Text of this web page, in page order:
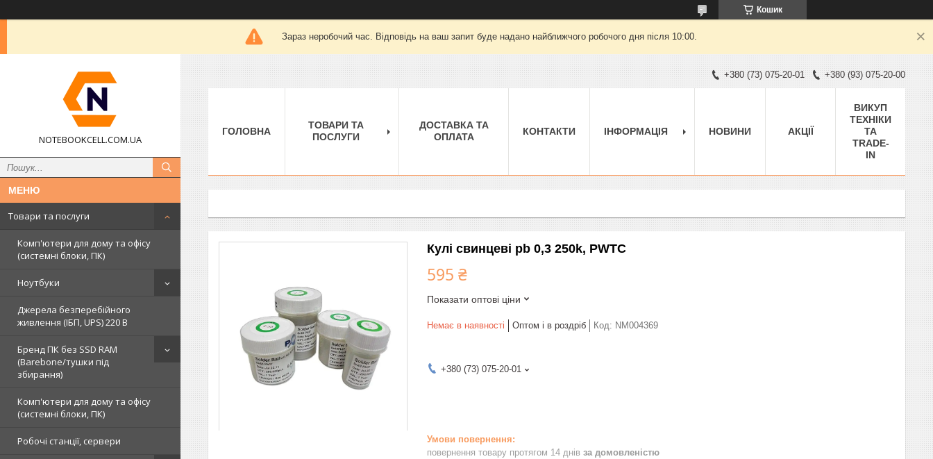
Кошик
Зараз неробочий час. Відповідь на ваш запит буде надано найближчого робочого дня після 10:00.
NOTEBOOKCELL.COM.UA
Товари та послуги
Комп'ютери для дому та офісу
(системні блоки, ПК)
Ноутбуки
Джерела безперебійного
живлення (ІБП, UPS) 220 В
Бренд ПК без SSD RAM
(Barebone/тушки під
збирання)
Комп'ютери для дому та офісу
(системні блоки, ПК)
Робочі станції, сервери
+380 (73) 075-20-01 +380 (93) 075-20-00
ГОЛОВНА
ТОВАРИ ТА
ПОСЛУГИ
ДОСТАВКА ТА
ОПЛАТА
КОНТАКТИ ІНФОРМАЦІЯ НОВИНИ АКЦІЇ
ВИКУП
ТЕХНІКИ
ТА
TRADE-
IN
Кулі свинцеві pb 0,3 250k, PWTC
595 ₴
Показати оптові ціни
Немає в наявності Оптом і в роздріб Код: NM004369
+380 (73) 075-20-01
повернення товару протягом 14 днів за домовленістю